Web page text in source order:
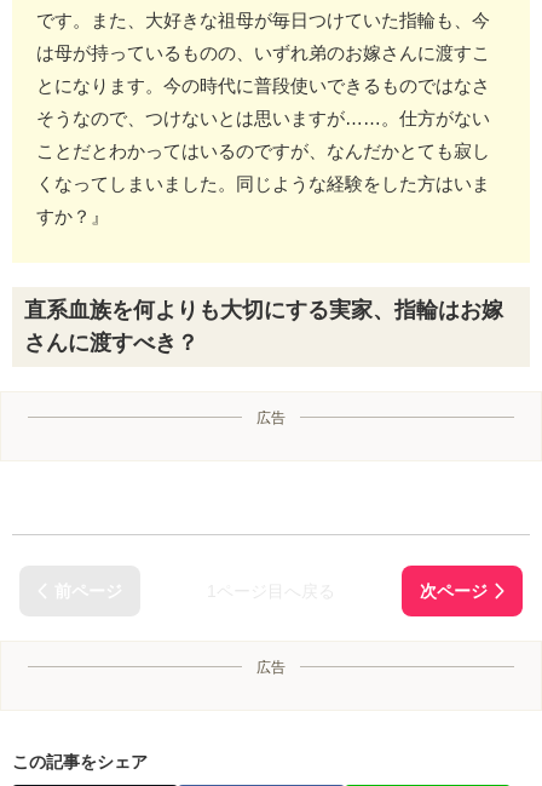
です。また、大好きな祖母が毎日つけていた指輪も、今
は母が持っているものの、いずれ弟のお嫁さんに渡すこ
とになります。今の時代に普段使いできるものではなさ
そうなので、つけないとは思いますが……。仕方がない
ことだとわかってはいるのですが、なんだかとても寂し
くなってしまいました。同じような経験をした方はいま
すか？』
直系血族を何よりも大切にする実家、指輪はお嫁
さんに渡すべき？
広告
広告
この記事をシェア